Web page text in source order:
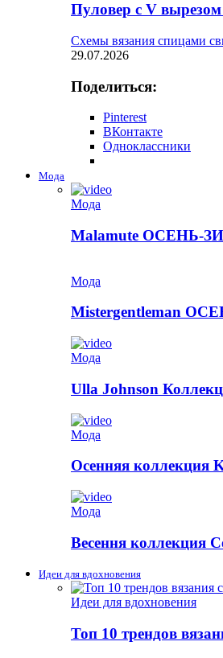
Пуловер с V
Схемы вязания спицами
29.07.2026
Поделиться:
Pinterest
ВКонтакте
Одноклассники
Мода
Мода
Malamute ОСЕНЬ-
Мода
Mistergentleman
Мода
Ulla Johnson
Мода
Осенняя коллекция
Мода
Весення коллекция
Идеи для вдохновения
Идеи для вдохновения
Топ 10 трендов